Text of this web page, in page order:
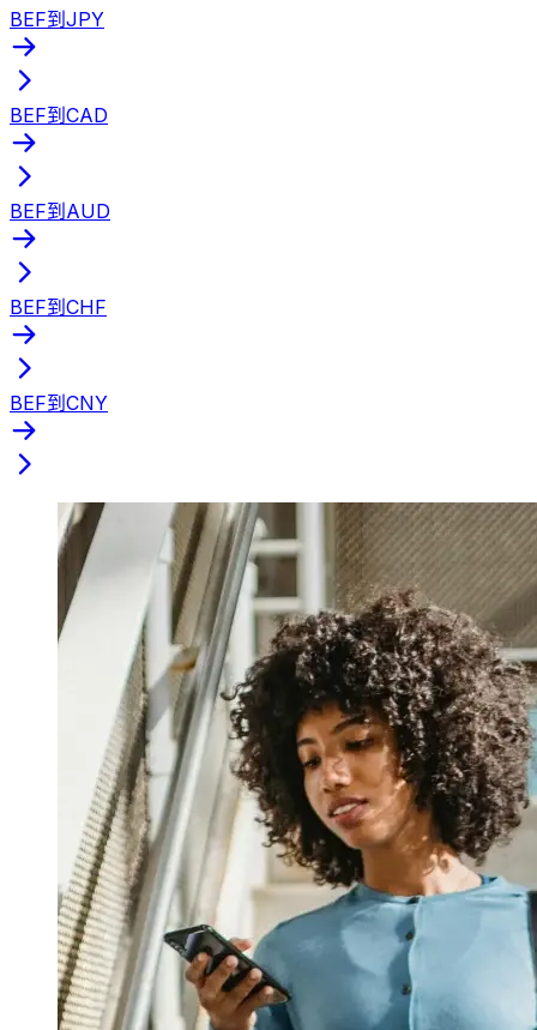
BEF到JPY
BEF到CAD
BEF到AUD
BEF到CHF
BEF到CNY